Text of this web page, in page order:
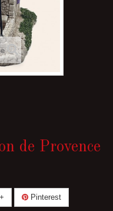
de Provence
Pinterest